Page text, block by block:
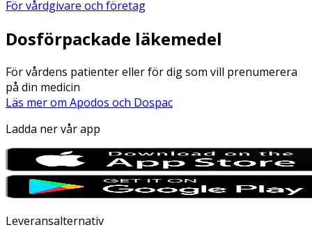
För vårdgivare och företag
Dosförpackade läkemedel
För vårdens patienter eller för dig som vill prenumerera
på din medicin
Läs mer om Apodos och Dospac
Ladda ner vår app
Leveransalternativ